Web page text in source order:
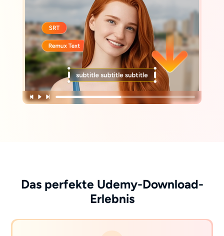
Das perfekte Udemy-Download-
Erlebnis